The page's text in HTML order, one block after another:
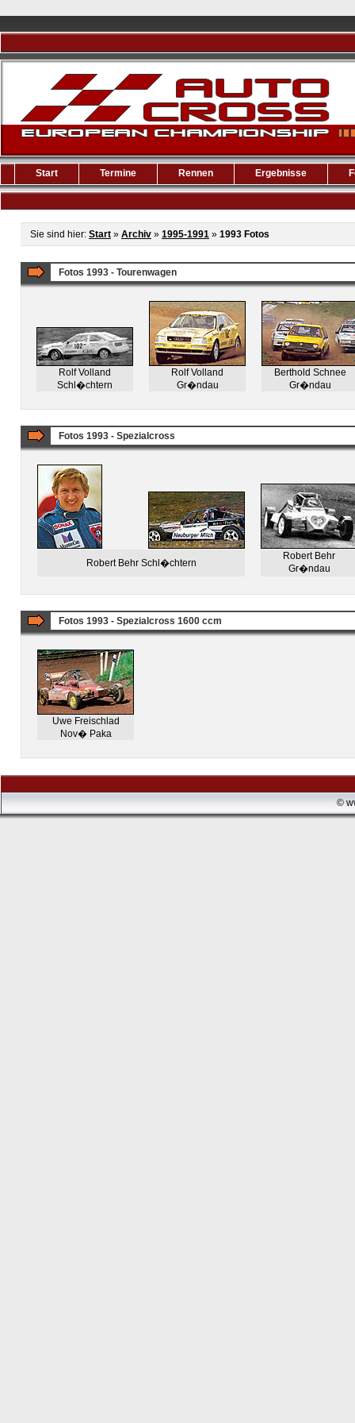
Start Termine Rennen Ergebnisse
Sie sind hier: Start » Archiv » 1995-1991 » 1993 Fotos
Fotos 1993 - Tourenwagen
Rolf Volland
Schl�chtern
Rolf Volland
Gr�ndau
Berthold Schnee
Gr�ndau
Fotos 1993 - Spezialcross
Robert Behr Schl�chtern
Robert Behr
Gr�ndau
Fotos 1993 - Spezialcross 1600 ccm
Uwe Freischlad
Nov� Paka
©